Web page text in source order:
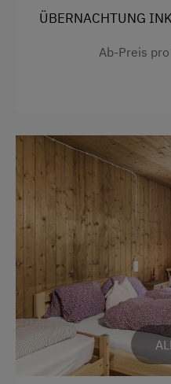
Fahrradverleih
Geführte Bergtouren
Minigolf
Nationalpark
Radwege
Tennisplatz
Wandern
ÜBERNACHTUNG
Ab-Preis